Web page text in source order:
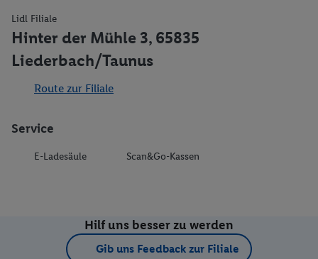
Lidl Filiale
Hinter der Mühle 3, 65835
Liederbach/Taunus
Route zur Filiale
Service
E-Ladesäule Scan&Go-Kassen
Hilf uns besser zu werden
Gib uns Feedback zur Filiale